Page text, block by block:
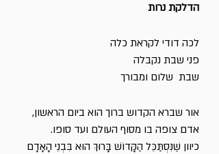
הדלקת נרות
לכה דודי לקראת כלה
פני שבת נקבלה
שבת שלום ומבורך
אור שברא הקדוש ברוך הוא ביום הראשון,
אדם צופה בו מסוף העולם ועד סופו.
כיוון שֶׁנִּסְתַּכֵּל הַקָּדוֹשׁ בָּרוּךְ הוּא בִּבְנֵי הָאָדָם